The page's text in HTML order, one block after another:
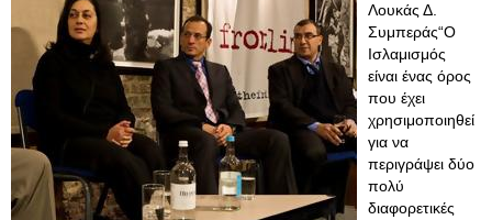
Λουκάς Δ.
Συμπεράς“Ο
Ισλαμισμός
είναι ένας όρος
που έχει
χρησιμοποιηθεί
για να
περιγράψει δύο
πολύ
διαφορετικές